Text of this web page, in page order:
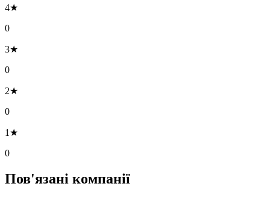
4★
0
3★
0
2★
0
1★
0
Пов'язані компанії